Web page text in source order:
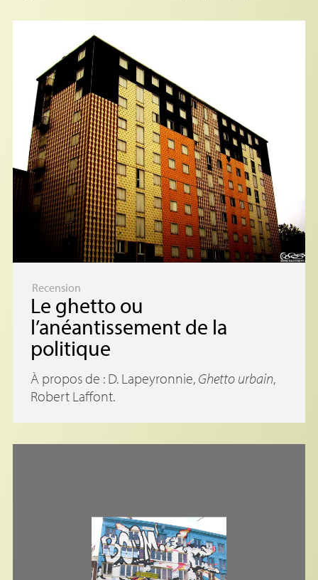
Recension
Le ghetto ou
l’anéantissement de la
politique
À propos de : D. Lapeyronnie, Ghetto urbain,
Robert Laffont.